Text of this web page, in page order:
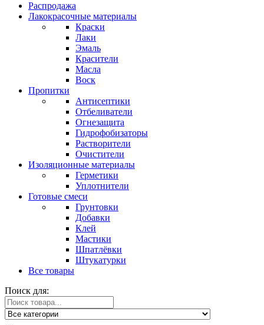
Распродажа
Лакокрасочные материалы
Краски
Лаки
Эмаль
Красители
Масла
Воск
Пропитки
Антисептики
Отбеливатели
Огнезащита
Гидрофобизаторы
Растворители
Очистители
Изоляционные материалы
Герметики
Уплотнители
Готовые смеси
Грунтовки
Добавки
Клей
Мастики
Шпатлёвки
Штукатурки
Все товары
Поиск для: